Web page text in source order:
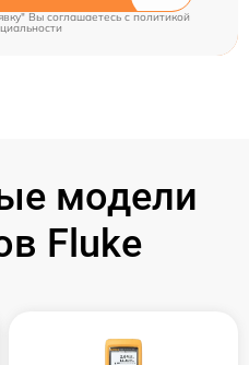
Вы соглашаетесь cполитикой
модели
Fluke